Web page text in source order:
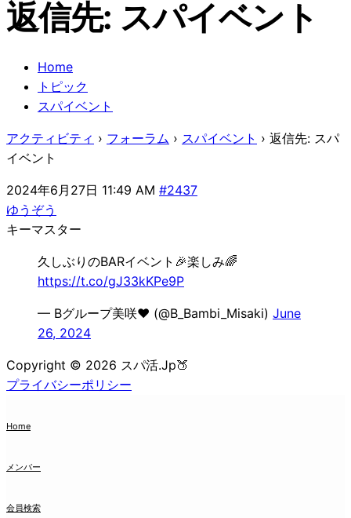
dark)
返信先: スパイベント
Home
トピック
スパイベント
アクティビティ › フォーラム › スパイベント › 返信先: スパ
イベント
2024年6月27日 11:49 AM #2437
ゆうぞう
キーマスター
久しぶりのBARイベント🎉楽しみ🌈
https://t.co/gJ33kKPe9P
— Bグループ美咲❤️ (@B_Bambi_Misaki) June
26, 2024
Copyright © 2026 スパ活.Jp🍑
プライバシーポリシー
Home
メンバー
会員検索